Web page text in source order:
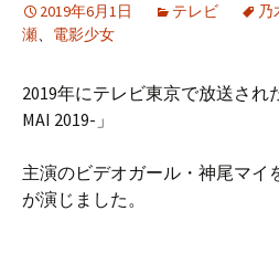
2019年6月1日 テレビ 乃
瀬、 電影少女
2019年にテレビ東京で放送され
MAI 2019-」
主演のビデオガール・神尾マイ
が演じました。